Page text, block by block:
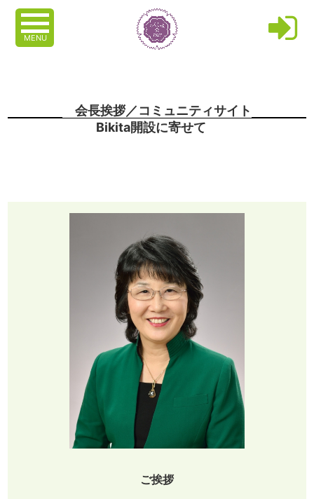
MENU
会長挨拶／コミュニティサイト
Bikita開設に寄せて
ご挨拶